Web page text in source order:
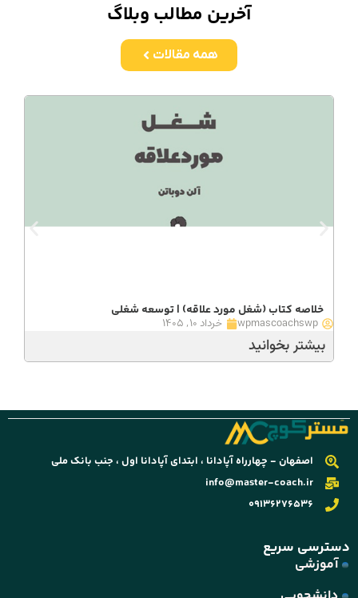
آخرین مطالب وبلاگ
همه مقالات
خلاصه کتاب (شغل مورد علاقه) | توسعه شغلی
wpmascoachswp خرداد ۱۰, ۱۴۰۵
بیشتر بخوانید
اصفهان - چهارراه آپادانا ، ابتدای آپادانا اول ، جنب بانک ملی
info@master-coach.ir
09136276536
دسترسی سریع
آموزشی